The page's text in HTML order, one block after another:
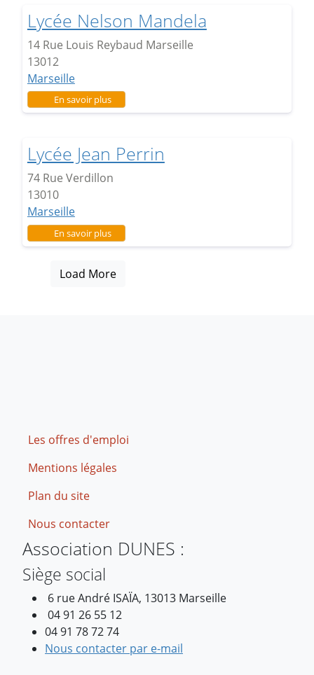
Lycée Nelson Mandela
14 Rue Louis Reybaud Marseille
13012
Marseille
En savoir plussur Lycée Nelson Mandela
Lycée Jean Perrin
74 Rue Verdillon
13010
Marseille
En savoir plussur Lycée Jean Perrin
Load More
Footer
Les offres d'emploi
Mentions légales
Plan du site
Nous contacter
Association DUNES :
Siège social
6 rue André ISAÏA, 13013 Marseille
04 91 26 55 12
04 91 78 72 74
Nous contacter par e-mail